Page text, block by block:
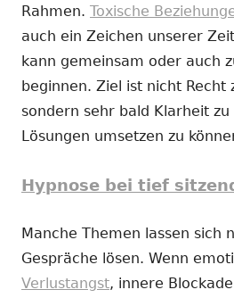
Rahmen. Toxische
auch ein Zeichen unserer
kann gemeinsam oder auch
beginnen. Ziel ist nicht Recht
sondern sehr bald Klarheit
Lösungen umsetzen zu
Hypnose bei tief
Manche Themen lassen sich
Gespräche lösen. Wenn
Verlustangst, innere